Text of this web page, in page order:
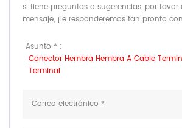
si tiene preguntas o sugerencias, por favor
mensaje, ¡le responderemos tan pronto
Asunto * :
Conector Hembra Hembra A Cable
Terminal